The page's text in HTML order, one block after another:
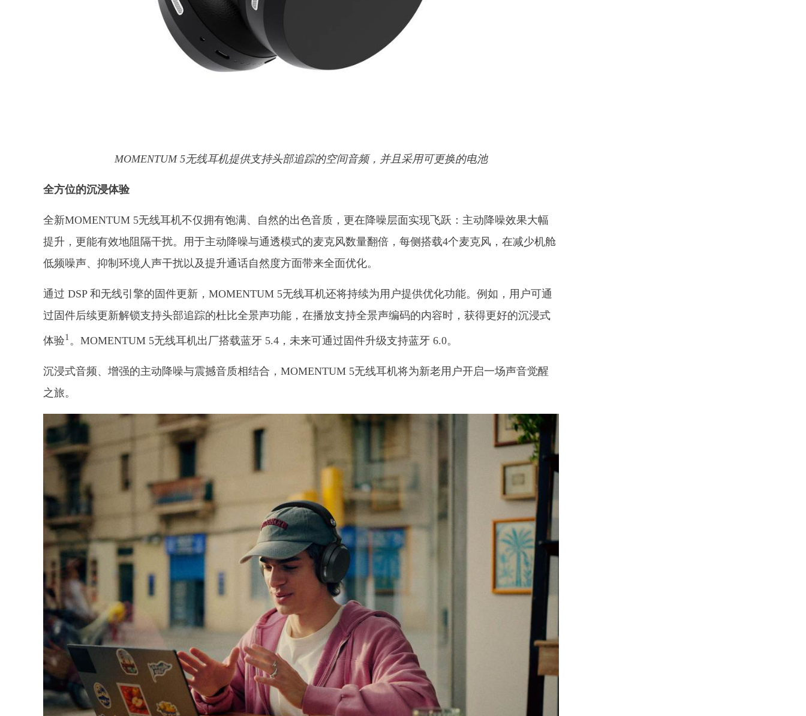
MOMENTUM 5无线耳机提供支持头部追踪的空间音频，并且采用可更换的电池
全方位的沉浸体验
全新MOMENTUM 5无线耳机不仅拥有饱满、自然的出色音质，更在降噪层面实现飞跃：主动降噪效果大幅
提升，更能有效地阻隔干扰。用于主动降噪与通透模式的麦克风数量翻倍，每侧搭载4个麦克风，在减少机舱
低频噪声、抑制环境人声干扰以及提升通话自然度方面带来全面优化。
通过 DSP 和无线引擎的固件更新，MOMENTUM 5无线耳机还将持续为用户提供优化功能。例如，用户可通
过固件后续更新解锁支持头部追踪的杜比全景声功能，在播放支持全景声编码的内容时，获得更好的沉浸式
体验1 。MOMENTUM 5无线耳机出厂搭载蓝牙 5.4，未来可通过固件升级支持蓝牙 6.0。
沉浸式音频、增强的主动降噪与震撼音质相结合，MOMENTUM 5无线耳机将为新老用户开启一场声音觉醒
之旅。